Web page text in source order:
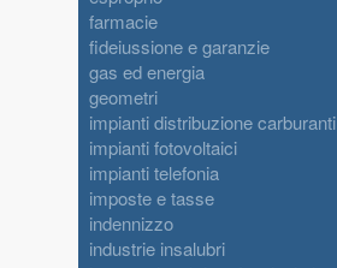
farmacie
fideiussione e garanzie
gas ed energia
geometri
impianti distribuzione carburanti
impianti fotovoltaici
impianti telefonia
imposte e tasse
indennizzo
industrie insalubri